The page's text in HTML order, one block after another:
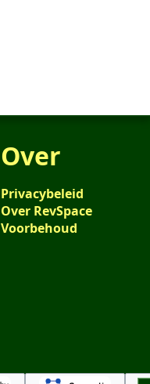
Over
Privacybeleid
Over RevSpace
Voorbehoud